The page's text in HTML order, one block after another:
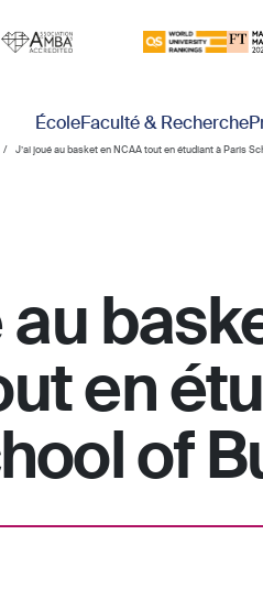
ÉcoleFaculté & Recherche
J’ai joué au basket en NCAA tout en étudiant à Paris
au
en
of